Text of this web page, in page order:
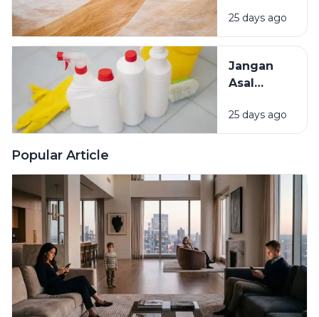
Kenali
Penyebab
Mengatasinya
25 days ago
Jangan
Asal
Bahan
Pembersih
25 days ago
Popular Article